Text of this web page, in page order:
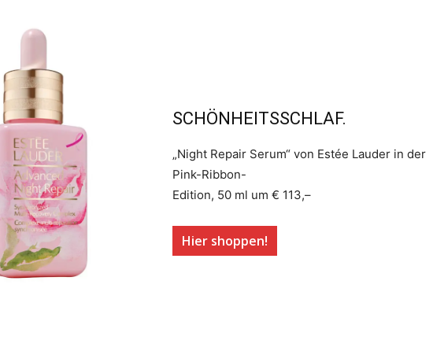
SCHÖNHEITSSCHLAF.
„Night Repair Serum“ von Estée Lauder in der
Pink-Ribbon-
Edition, 50 ml um € 113,–
Hier shoppen!